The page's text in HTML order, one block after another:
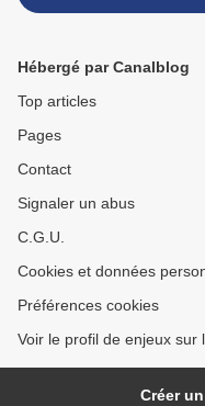
Hébergé par Canalblog
Top articles
Pages
Contact
Signaler un abus
C.G.U.
Cookies et données
Préférences cookies
Voir le profil de enjeux sur
Créer